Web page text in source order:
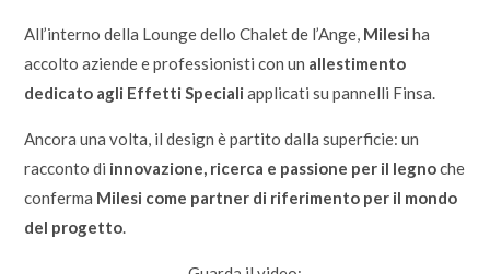
All’interno della Lounge dello Chalet de l’Ange, Milesiha
accolto aziende e professionisti con un allestimento
dedicato agli Effetti Speciali applicati su pannelli Finsa.
Ancora una volta, il design è partito dalla superficie: un
racconto di innovazione, ricerca e passione per il legnoche
conferma Milesi come partner di riferimento per il mondo
del progetto.